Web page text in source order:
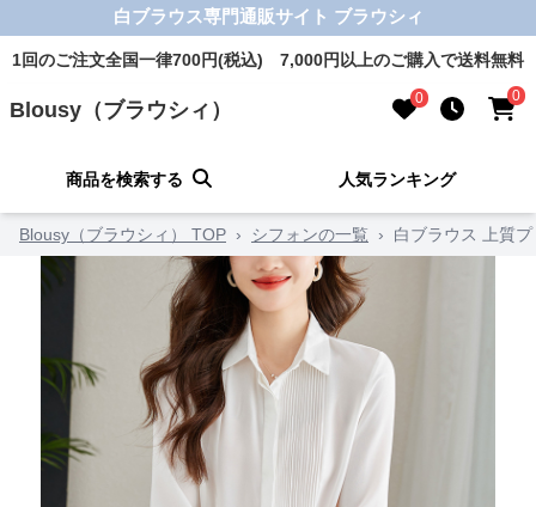
白ブラウス専門通販サイト ブラウシィ
1回のご注文全国一律700円(税込) 7,000円以上のご購入で送料無料
Blousy（ブラウシィ） 0 0
商品を検索する 人気ランキング
Blousy（ブラウシィ） TOP › シフォンの一覧 › 白ブラウス 上質